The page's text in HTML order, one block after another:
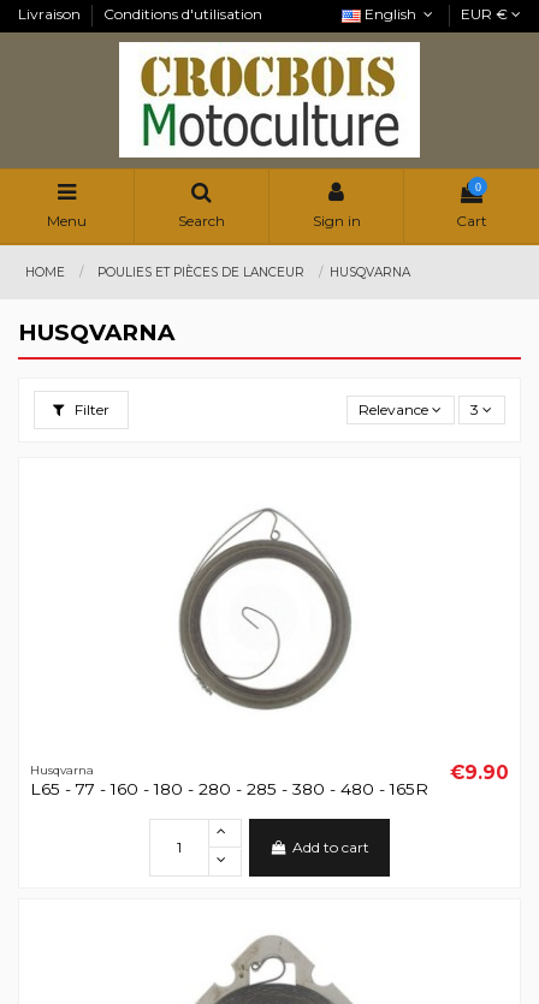
Livraison Conditions d'utilisation English EUR €
Menu Search Sign in
0
Cart
HOME POULIES ET PIÈCES DE LANCEUR HUSQVARNA
HUSQVARNA
Filter Relevance 3
Husqvarna
L65 - 77 - 160 - 180 - 280 - 285 - 380 - 480 - 165R
€9.90
Add to cart